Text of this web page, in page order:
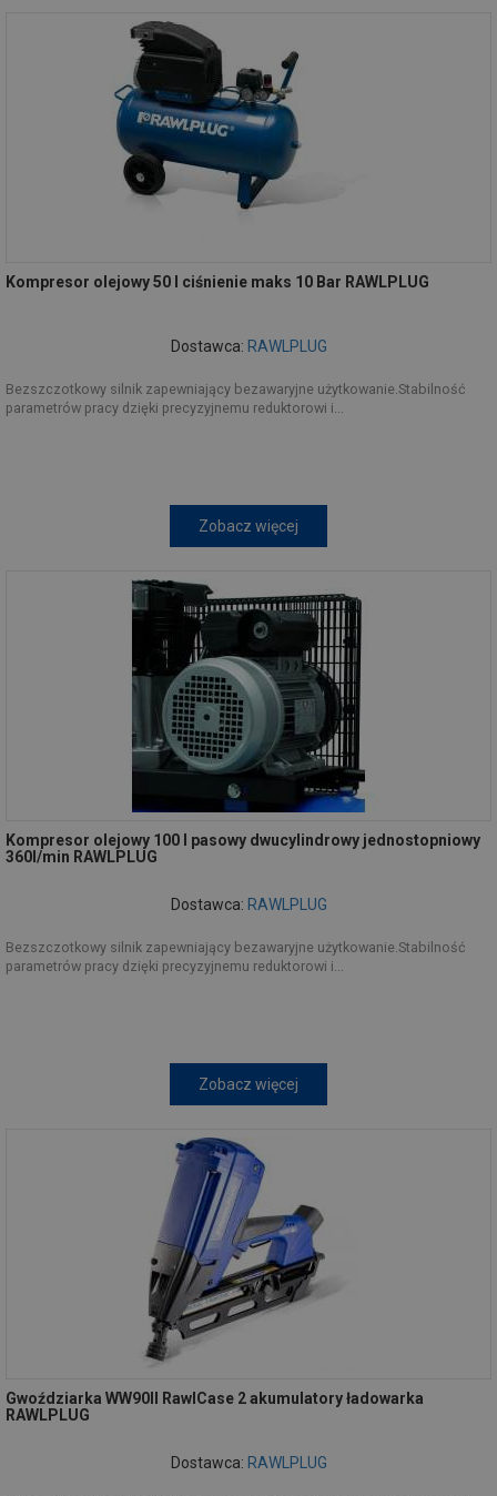
Kompresor olejowy 50 l ciśnienie maks 10 Bar RAWLPLUG
Dostawca: RAWLPLUG
Bezszczotkowy silnik zapewniający bezawaryjne użytkowanie.Stabilność
parametrów pracy dzięki precyzyjnemu reduktorowi i...
Zobacz więcej
Kompresor olejowy 100 l pasowy dwucylindrowy jednostopniowy
360l/min RAWLPLUG
Dostawca: RAWLPLUG
Bezszczotkowy silnik zapewniający bezawaryjne użytkowanie.Stabilność
parametrów pracy dzięki precyzyjnemu reduktorowi i...
Zobacz więcej
Gwoździarka WW90II RawlCase 2 akumulatory ładowarka
RAWLPLUG
Dostawca: RAWLPLUG